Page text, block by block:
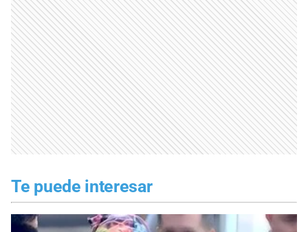
Te puede interesar